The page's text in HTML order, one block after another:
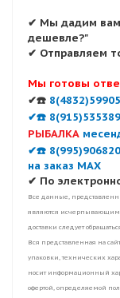
✔ Мы дадим
дешевле?"
✔ Отправляем
Мы готовы
✔☎️
✔☎️
РЫБАЛКА
✔☎️
на заказ MAX
✔ По
Все данные,
являются
доставки следует
Вся представленная на
упаковки, технических
носит информационный
офертой, определяемой